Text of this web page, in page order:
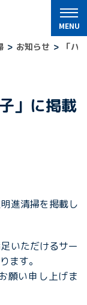
お知らせ 「ハ
」に掲載
進清掃を掲載し
いただけるサー
ます。
願い申し上げま